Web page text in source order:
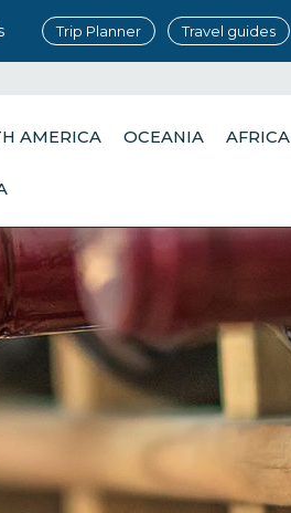
Trip Planner Travel guides
AMERICA OCEANIA AFRICA